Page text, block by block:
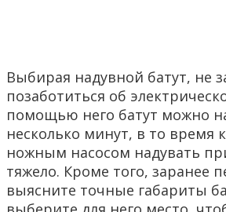
Выбирая надувной батут, не
позаботиться об
помощью него батут можно
несколько минут, в то время
ножным насосом надувать
тяжело. Кроме того, заранее
выясните точные габариты